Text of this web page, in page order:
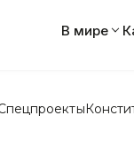
В мире